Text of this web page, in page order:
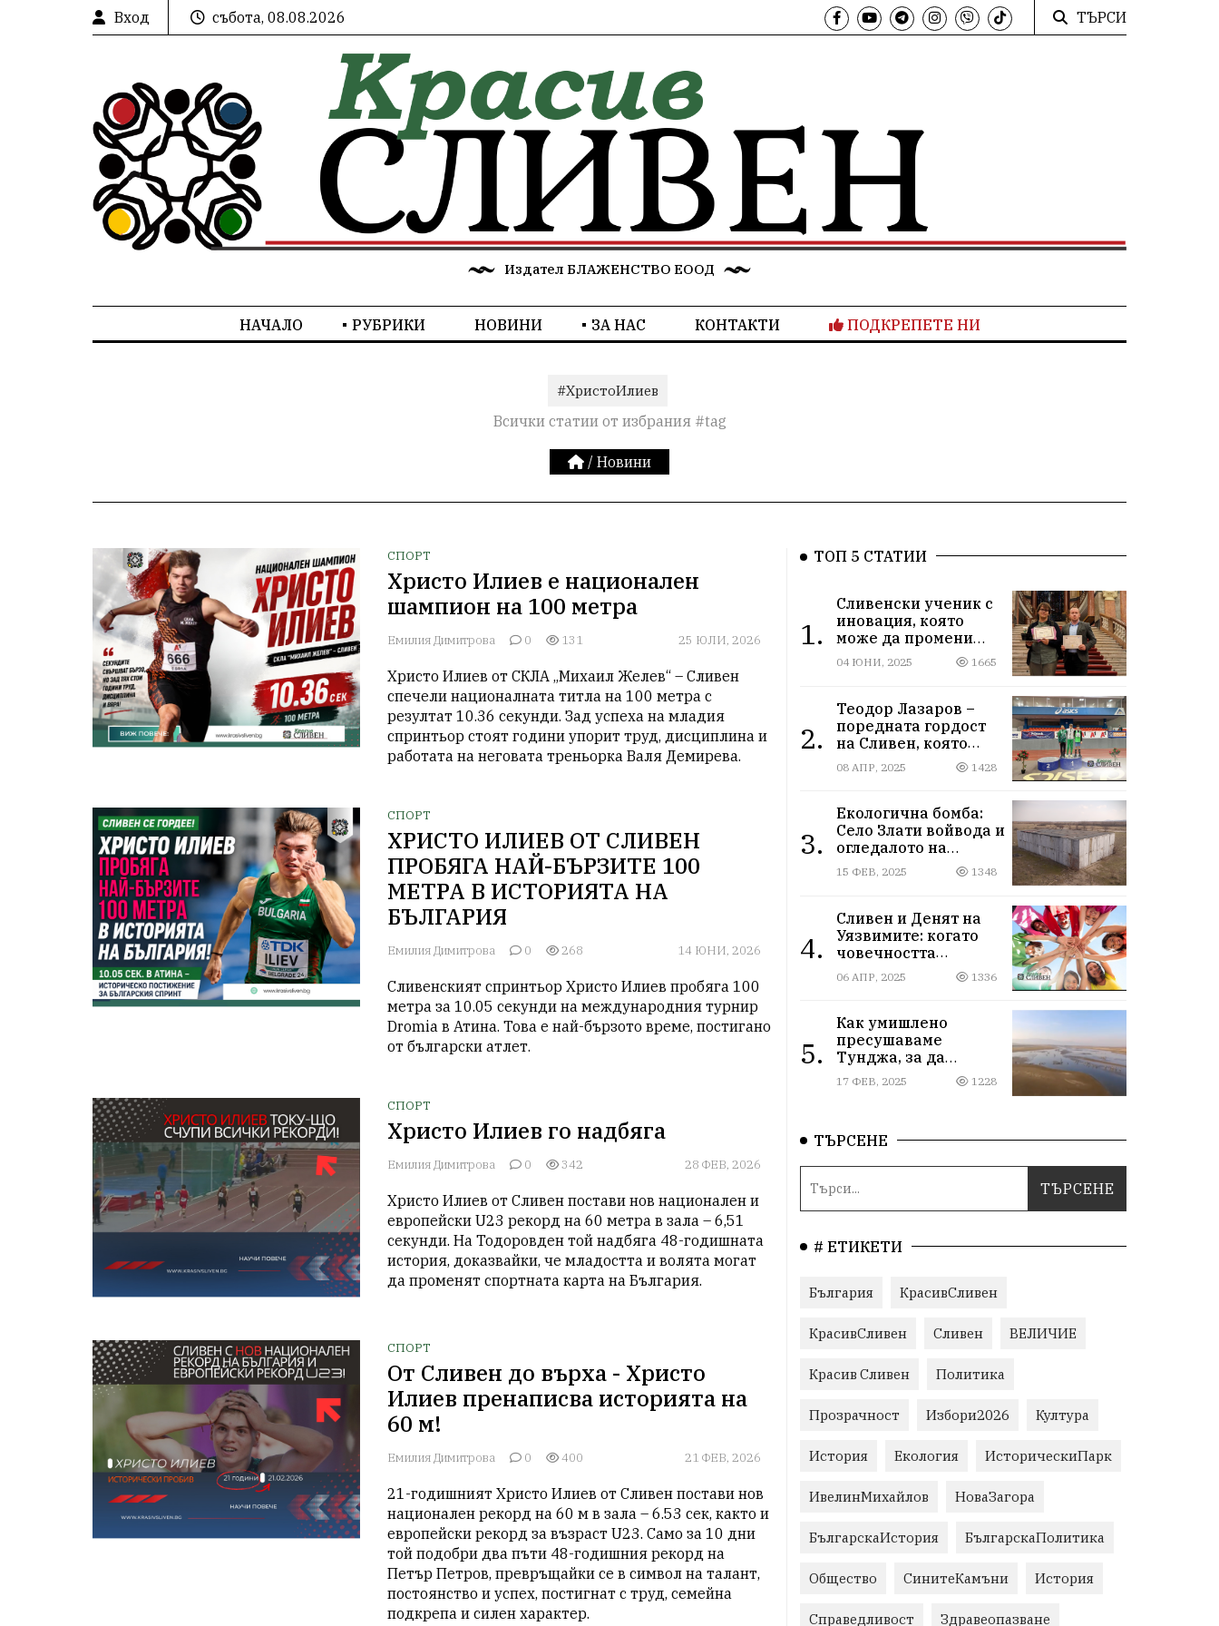
Вход събота, 08.08.2026 ТЪРСИ
Издател БЛАЖЕНСТВО ЕООД
НАЧАЛО РУБРИКИ НОВИНИ ЗА НАС КОНТАКТИ ПОДКРЕПЕТЕ НИ
#ХристоИлиев
Всички статии от избрания #tag
/ Новини
СПОРТ
Христо Илиев е национален
шампион на 100 метра
Емилия Димитрова 0 131 25 ЮЛИ, 2026
Христо Илиев от СКЛА „Михаил Желев“ – Сливен
спечели националната титла на 100 метра с
резултат 10.36 секунди. Зад успеха на младия
спринтьор стоят години упорит труд, дисциплина и
работата на неговата треньорка Валя Демирева.
СПОРТ
ХРИСТО ИЛИЕВ ОТ СЛИВЕН
ПРОБЯГА НАЙ-БЪРЗИТЕ 100
МЕТРА В ИСТОРИЯТА НА
БЪЛГАРИЯ
Емилия Димитрова 0 268 14 ЮНИ, 2026
Сливенският спринтьор Христо Илиев пробяга 100
метра за 10.05 секунди на международния турнир
Dromia в Атина. Това е най-бързото време, постигано
от български атлет.
СПОРТ
Христо Илиев го надбяга
Емилия Димитрова 0 342 28 ФЕВ, 2026
Христо Илиев от Сливен постави нов национален и
европейски U23 рекорд на 60 метра в зала – 6,51
секунди. На Тодоровден той надбяга 48-годишната
история, доказвайки, че младостта и волята могат
да променят спортната карта на България.
СПОРТ
От Сливен до върха - Христо
Илиев пренаписва историята на
60 м!
Емилия Димитрова 0 400 21 ФЕВ, 2026
21-годишният Христо Илиев от Сливен постави нов
национален рекорд на 60 м в зала – 6.53 сек, както и
европейски рекорд за възраст U23. Само за 10 дни
той подобри два пъти 48-годишния рекорд на
Петър Петров, превръщайки се в символ на талант,
постоянство и успех, постигнат с труд, семейна
подкрепа и силен характер.
ТОП 5 СТАТИИ
1.
Сливенски ученик с
иновация, която
може да промени
света!
04 ЮНИ, 2025 1665
2.
Теодор Лазаров –
поредната гордост
на Сливен, която
лети към бъдещето
08 АПР, 2025 1428
3.
Екологична бомба:
Село Злати войвода и
огледалото на
управлението
15 ФЕВ, 2025 1348
4.
Сливен и Денят на
Уязвимите: когато
човечността
надмогва
предразсъдъците
06 АПР, 2025 1336
5.
Как умишлено
пресушаваме
Тунджа, за да
пълним Марица и…
джобовете на частни
17 ФЕВ, 2025 1228
ТЪРСЕНЕ
# ЕТИКЕТИ
България КрасивСливен
КрасивСливен Сливен ВЕЛИЧИЕ
Красив Сливен Политика
Прозрачност Избори2026 Култура
История Екология ИсторическиПарк
ИвелинМихайлов НоваЗагора
БългарскаИстория БългарскаПолитика
Общество СинитеКамъни История
Справедливост Здравеопазване